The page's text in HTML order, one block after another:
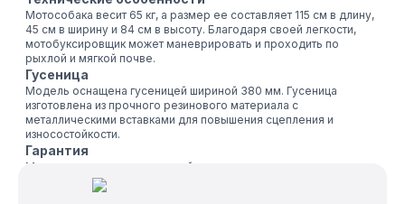
Мотособака весит 65 кг, а размер ее составляет 115 см в длину,
45 см в ширину и 84 см в высоту. Благодаря своей легкости,
мотобуксировщик может маневрировать и проходить по
рыхлой и мягкой почве.
Гусеница
Модель оснащена гусеницей шириной 380 мм. Гусеница
изготовлена из прочного резинового материала с
металлическими вставками для повышения сцепления и
износостойкости.
Гарантия
Мы уверены в качестве нашей продукции, поэтому
предоставляем гарантию на эту модель мотобуксировщика на 1
год! Вы можете оставить заявку на нашем официальном сайте,